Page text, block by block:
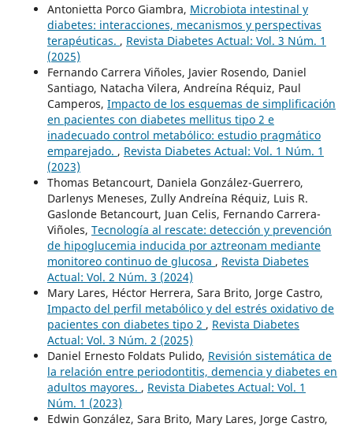
Antonietta Porco Giambra, Microbiota intestinal y
diabetes: interacciones, mecanismos y perspectivas
terapéuticas. , Revista Diabetes Actual: Vol. 3 Núm. 1
(2025)
Fernando Carrera Viñoles, Javier Rosendo, Daniel
Santiago, Natacha Vilera, Andreína Réquiz, Paul
Camperos, Impacto de los esquemas de simplificación
en pacientes con diabetes mellitus tipo 2 e
inadecuado control metabólico: estudio pragmático
emparejado. , Revista Diabetes Actual: Vol. 1 Núm. 1
(2023)
Thomas Betancourt, Daniela González-Guerrero,
Darlenys Meneses, Zully Andreína Réquiz, Luis R.
Gaslonde Betancourt, Juan Celis, Fernando Carrera-
Viñoles, Tecnología al rescate: detección y prevención
de hipoglucemia inducida por aztreonam mediante
monitoreo continuo de glucosa , Revista Diabetes
Actual: Vol. 2 Núm. 3 (2024)
Mary Lares, Héctor Herrera, Sara Brito, Jorge Castro,
Impacto del perfil metabólico y del estrés oxidativo de
pacientes con diabetes tipo 2 , Revista Diabetes
Actual: Vol. 3 Núm. 2 (2025)
Daniel Ernesto Foldats Pulido, Revisión sistemática de
la relación entre periodontitis, demencia y diabetes en
adultos mayores. , Revista Diabetes Actual: Vol. 1
Núm. 1 (2023)
Edwin González, Sara Brito, Mary Lares, Jorge Castro,